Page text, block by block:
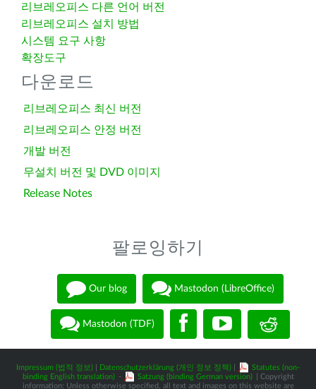
리브레오피스 다른 언어 버전
리브레오피스 설치 방법
시스템 요구 사항
확장도구
다운로드
리브레오피스 최신 버전
리브레오피스 안정 버전
개발 버전
무설치 버전 및 DVD 이미지
Release Notes
팔로잉하기
Our blog Mastodon (LibreOffice)
Mastodon (TDF)
Impressum (법적 정보) Datenschutzerklärung (개인 정보 정책)
Statutes (non-
binding English translation) - Satzung (binding German version)
| Copyright
information: Unless otherwise specified, all text and images on this website are